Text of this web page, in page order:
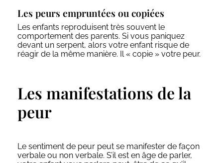
Les peurs empruntées ou copiées
Les enfants reproduisent très souvent le
comportement des parents. Si vous paniquez
devant un serpent, alors votre enfant risque de
réagir de la même manière. Il « copie » votre peur.
Les manifestations de la
peur
Le sentiment de peur peut se manifester de façon
verbale ou non verbale. S’il est en âge de parler,